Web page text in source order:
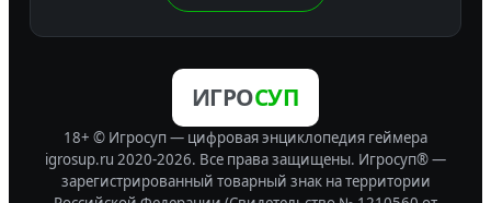
ИГРОСУП
18+ © Игросуп — цифровая энциклопедия геймера
igrosup.ru 2020-2026. Все права защищены. Игросуп® —
зарегистрированный товарный знак на территории